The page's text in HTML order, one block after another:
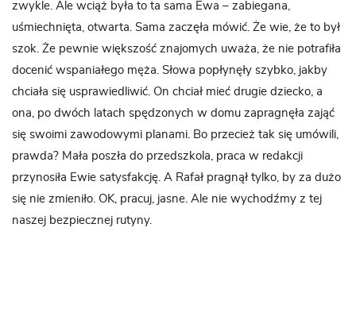
zwykle. Ale wciąż była to ta sama Ewa – zabiegana,
uśmiechnięta, otwarta. Sama zaczęła mówić. Że wie, że to był
szok. Że pewnie większość znajomych uważa, że nie potrafiła
docenić wspaniałego męża. Słowa popłynęły szybko, jakby
chciała się usprawiedliwić. On chciał mieć drugie dziecko, a
ona, po dwóch latach spędzonych w domu zapragnęła zająć
się swoimi zawodowymi planami. Bo przecież tak się umówili,
prawda? Mała poszła do przedszkola, praca w redakcji
przynosiła Ewie satysfakcję. A Rafał pragnął tylko, by za dużo
się nie zmieniło. OK, pracuj, jasne. Ale nie wychodźmy z tej
naszej bezpiecznej rutyny.